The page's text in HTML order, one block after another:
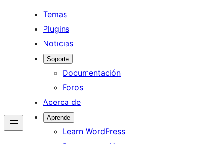
Temas
Plugins
Noticias
Soporte
Documentación
Foros
Acerca de
Aprende
Learn WordPress